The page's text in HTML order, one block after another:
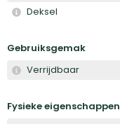
Deksel
Gebruiksgemak
Verrijdbaar
Fysieke eigenschappen